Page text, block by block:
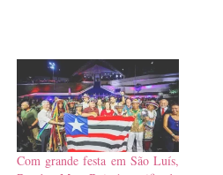
Com grande festa em São Luís,